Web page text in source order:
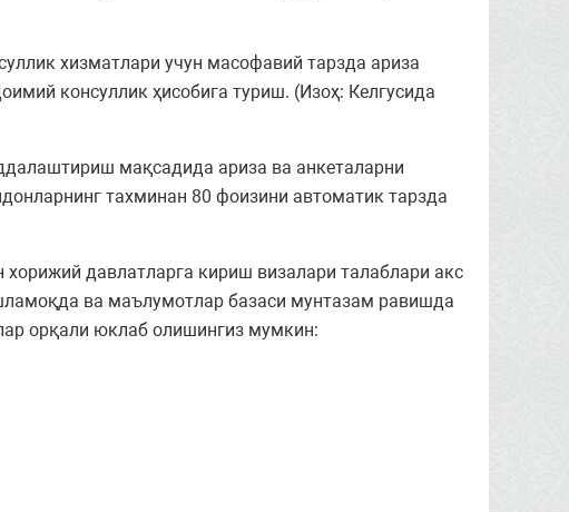
хизматлари учун масофавий тарзда ариза
консуллик ҳисобига туриш. (Изоҳ: Келгусида
мақсадида ариза ва анкеталарни
тахминан 80 фоизини автоматик тарзда
давлатларга кириш визалари талаблари акс
ва маълумотлар базаси мунтазам равишда
орқали юклаб олишингиз мумкин: